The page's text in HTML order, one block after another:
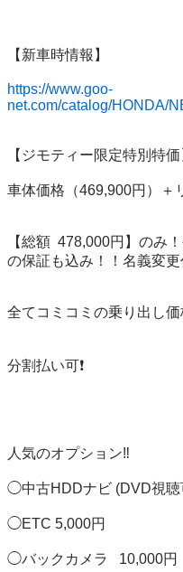
【新車時情報】
https://www.goo-
net.com/catalog/HONDA/
【ジモティー限定特別特価
車体価格（469,900円）＋
【総額  478,000円】のみ
の保証も込み！！名義変更
全てコミコミの乗り出し
分割払い可❗️
人気のオプション‼️
◯中古HDDナビ (DVD視聴
◯ETC 5,000円
◯バックカメラ   10,000円